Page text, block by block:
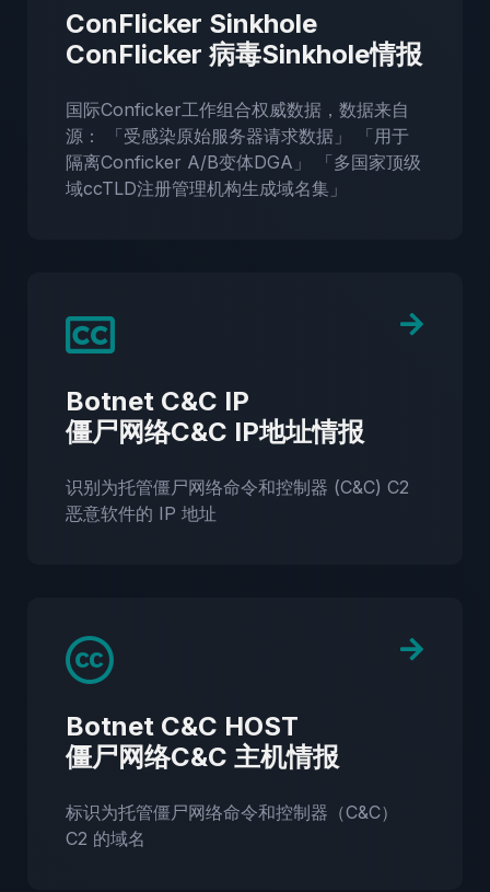
ConFlicker Sinkhole
ConFlicker 病毒Sinkhole情报
国际Conficker工作组合权威数据，数据来自
源： 「受感染原始服务器请求数据」 「用于
隔离Conficker A/B变体DGA」 「多国家顶级
域ccTLD注册管理机构生成域名集」
Botnet C&C IP
僵尸网络C&C IP地址情报
识别为托管僵尸网络命令和控制器 (C&C) C2
恶意软件的 IP 地址
Botnet C&C HOST
僵尸网络C&C 主机情报
标识为托管僵尸网络命令和控制器（C&C）
C2 的域名